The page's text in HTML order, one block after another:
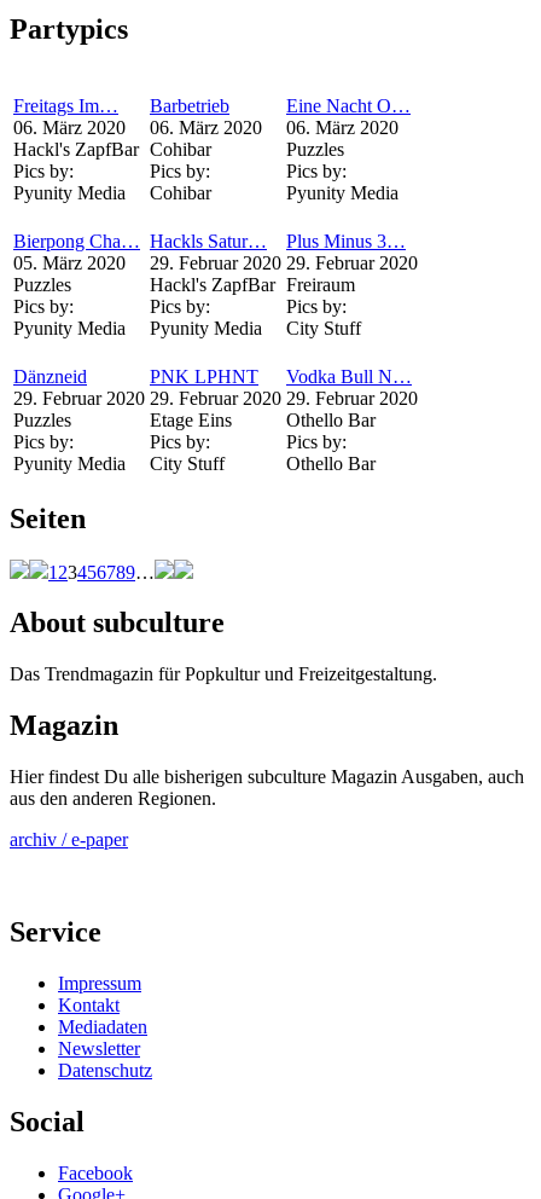
Partypics
Freitags Im…
06. März 2020
Hackl's ZapfBar
Pics by:
Pyunity Media
Barbetrieb
06. März 2020
Cohibar
Pics by:
Cohibar
Eine Nacht O…
06. März 2020
Puzzles
Pics by:
Pyunity Media
Bierpong Cha…
05. März 2020
Puzzles
Pics by:
Pyunity Media
Hackls Satur…
29. Februar 2020
Hackl's ZapfBar
Pics by:
Pyunity Media
Plus Minus 3…
29. Februar 2020
Freiraum
Pics by:
City Stuff
Dänzneid
29. Februar 2020
Puzzles
Pics by:
Pyunity Media
PNK LPHNT
29. Februar 2020
Etage Eins
Pics by:
City Stuff
Vodka Bull N…
29. Februar 2020
Othello Bar
Pics by:
Othello Bar
Seiten
1 23456789…
About subculture
Das Trendmagazin für Popkultur und Freizeitgestaltung.
Magazin
Hier findest Du alle bisherigen subculture Magazin Ausgaben, auch
aus den anderen Regionen.
archiv / e-paper
Service
Impressum
Kontakt
Mediadaten
Newsletter
Datenschutz
Social
Facebook
Google+